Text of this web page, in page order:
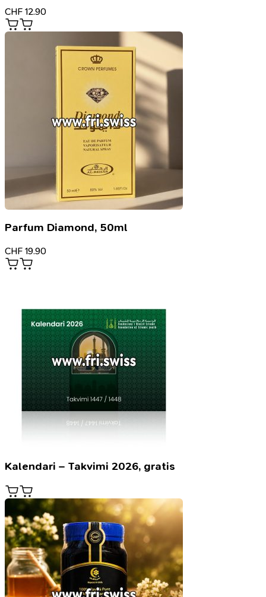
CHF 12.90
Parfum Diamond, 50ml
CHF 19.90
Kalendari – Takvimi 2026, gratis